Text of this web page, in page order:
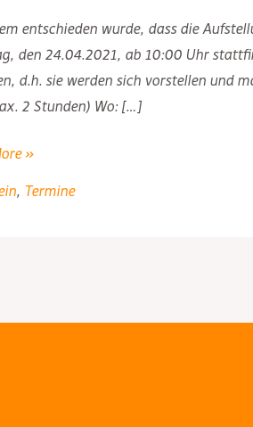
entschieden wurde, dass die
den 24.04.2021, ab 10:00 Uhr
d.h. sie werden sich vorstellen und
2 Stunden) Wo: […]
»
, Termine